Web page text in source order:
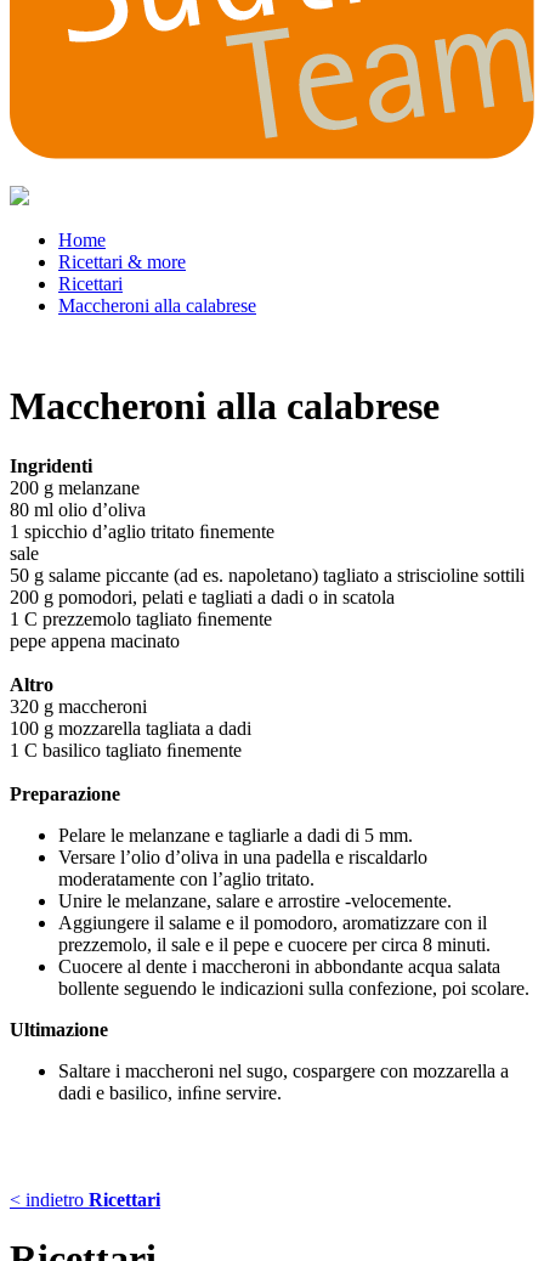
Home
Ricettari & more
Ricettari
Maccheroni alla calabrese
Maccheroni alla calabrese
Ingridenti
200 g melanzane
80 ml olio d’oliva
1 spicchio d’aglio tritato ﬁnemente
sale
50 g salame piccante (ad es. napoletano) tagliato a striscioline sottili
200 g pomodori, pelati e tagliati a dadi o in scatola
1 C prezzemolo tagliato ﬁnemente
pepe appena macinato
Altro
320 g maccheroni
100 g mozzarella tagliata a dadi
1 C basilico tagliato ﬁnemente
Preparazione
Pelare le melanzane e tagliarle a dadi di 5 mm.
Versare l’olio d’oliva in una padella e riscaldarlo
moderatamente con l’aglio tritato.
Unire le melanzane, salare e arrostire -velocemente.
Aggiungere il salame e il pomodoro, aromatizzare con il
prezzemolo, il sale e il pepe e cuocere per circa 8 minuti.
Cuocere al dente i maccheroni in abbondante acqua salata
bollente seguendo le indicazioni sulla confezione, poi scolare.
Ultimazione
Saltare i maccheroni nel sugo, cospargere con mozzarella a
dadi e basilico, inﬁne servire.
< indietro Ricettari